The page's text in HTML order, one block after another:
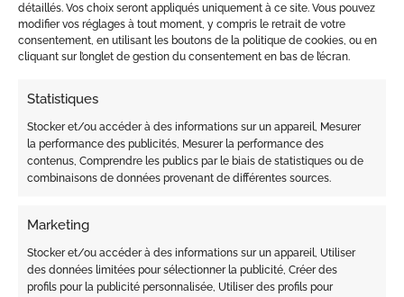
détaillés. Vos choix seront appliqués uniquement à ce site. Vous pouvez
modifier vos réglages à tout moment, y compris le retrait de votre
consentement, en utilisant les boutons de la politique de cookies, ou en
cliquant sur l’onglet de gestion du consentement en bas de l’écran.
Statistiques
Stocker et/ou accéder à des informations sur un appareil, Mesurer
la performance des publicités, Mesurer la performance des
contenus, Comprendre les publics par le biais de statistiques ou de
combinaisons de données provenant de différentes sources.
Marketing
Stocker et/ou accéder à des informations sur un appareil, Utiliser
des données limitées pour sélectionner la publicité, Créer des
profils pour la publicité personnalisée, Utiliser des profils pour
Palais de la Scala 2° ETG étage Studio 1160,
98000, Monaco